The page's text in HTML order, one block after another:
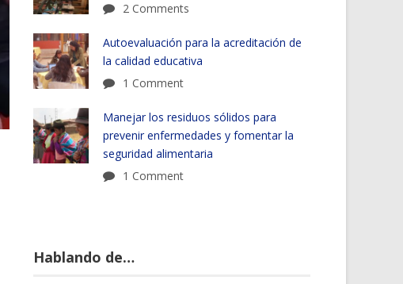
2 Comments
Autoevaluación para la acreditación de
la calidad educativa
1 Comment
Manejar los residuos sólidos para
prevenir enfermedades y fomentar la
seguridad alimentaria
1 Comment
Hablando de…